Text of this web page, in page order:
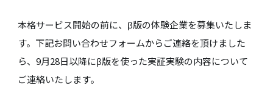
本格サービス開始の前に、β版の体験企業を募集いたしま
す。下記お問い合わせフォームからご連絡を頂けました
ら、9月28日以降にβ版を使った実証実験の内容について
ご連絡いたします。